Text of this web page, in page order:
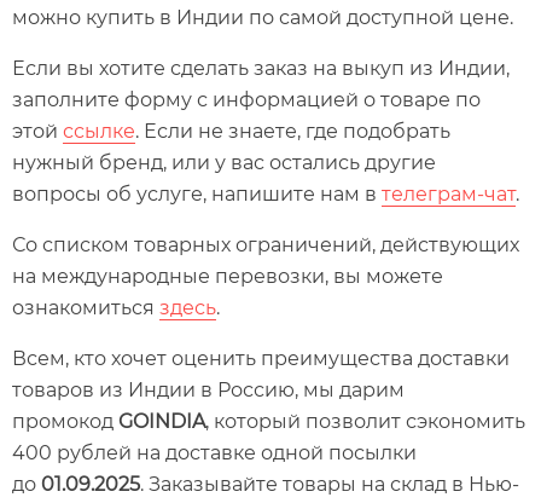
можно купить в Индии по самой доступной цене.
Если вы хотите сделать заказ на выкуп из Индии,
заполните форму с информацией о товаре по
этой ссылке. Если не знаете, где подобрать
нужный бренд, или у вас остались другие
вопросы об услуге, напишите нам в телеграм-чат.
Со списком товарных ограничений, действующих
на международные перевозки, вы можете
ознакомиться здесь.
Всем, кто хочет оценить преимущества доставки
товаров из Индии в Россию, мы дарим
промокод GOINDIA, который позволит сэкономить
400 рублей на доставке одной посылки
до 01.09.2025. Заказывайте товары на склад в Нью-